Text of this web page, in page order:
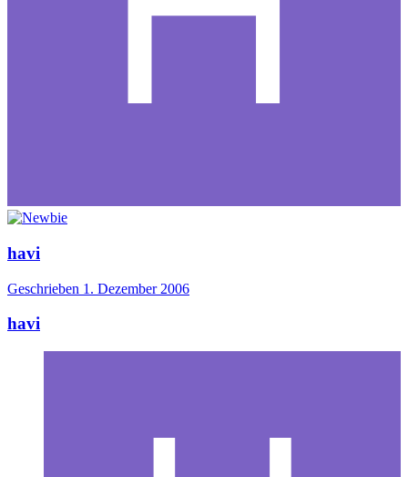
havi
Geschrieben 1. Dezember 2006
havi